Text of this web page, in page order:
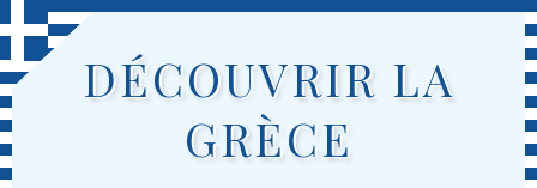
DÉCOUVRIR LA
GRÈCE